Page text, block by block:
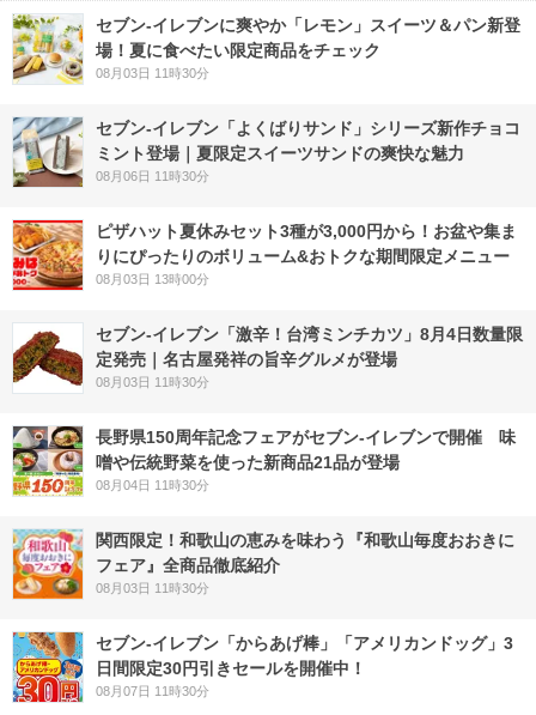
セブン‐イレブンに爽やか「レモン」スイーツ＆パン新登
場！夏に食べたい限定商品をチェック
08月03日 11時30分
セブン‐イレブン「よくばりサンド」シリーズ新作チョコ
ミント登場｜夏限定スイーツサンドの爽快な魅力
08月06日 11時30分
ピザハット夏休みセット3種が3,000円から！お盆や集ま
りにぴったりのボリューム&おトクな期間限定メニュー
08月03日 13時00分
セブン-イレブン「激辛！台湾ミンチカツ」8月4日数量限
定発売｜名古屋発祥の旨辛グルメが登場
08月03日 11時30分
長野県150周年記念フェアがセブン-イレブンで開催 味
噌や伝統野菜を使った新商品21品が登場
08月04日 11時30分
関西限定！和歌山の恵みを味わう『和歌山毎度おおきに
フェア』全商品徹底紹介
08月03日 11時30分
セブン‐イレブン「からあげ棒」「アメリカンドッグ」3
日間限定30円引きセールを開催中！
08月07日 11時30分